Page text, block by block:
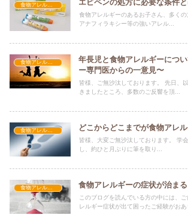
食物アレルギー エピペンの処方に必要な条件と
食物アレルギーのあるお子さん、多くの
アナフィラキシー等の強いアレル...
食物アレルギー
年長児と食物アレルギーにつ
ー専門医からの一意見〜
皆様、ご無沙汰しております。 先日、
きましたところ、多数のご反響を頂...
食物アレルギー どこからどこまでが食物アレル
皆様、大変ご無沙汰しております。 学
し、約ひと月ぶりに筆を取り...
食物アレルギーの症状が治ま
このブログを読んでいる方の中には、
レルギー症状が出て困ったご経験がおあ